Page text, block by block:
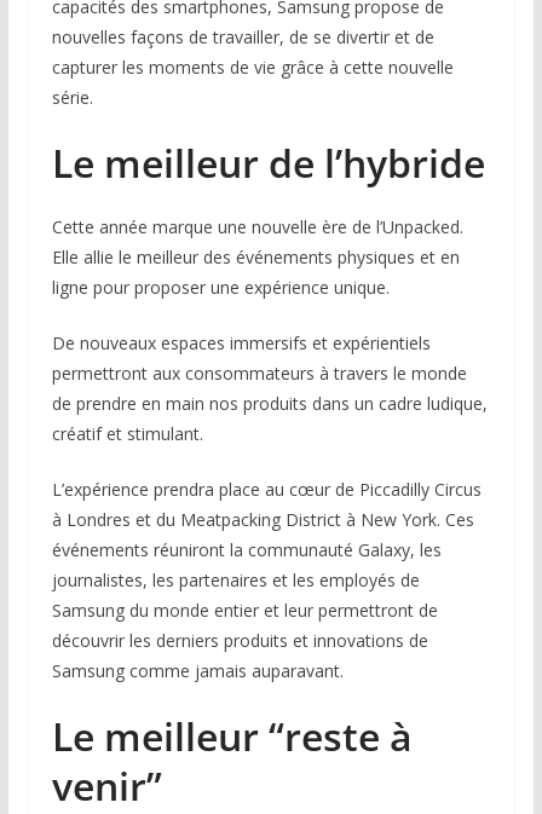
capacités des smartphones, Samsung propose de
nouvelles façons de travailler, de se divertir et de
capturer les moments de vie grâce à cette nouvelle
série.
Le meilleur de l’hybride
Cette année marque une nouvelle ère de l’Unpacked.
Elle allie le meilleur des événements physiques et en
ligne pour proposer une expérience unique.
De nouveaux espaces immersifs et expérientiels
permettront aux consommateurs à travers le monde
de prendre en main nos produits dans un cadre ludique,
créatif et stimulant.
L’expérience prendra place au cœur de Piccadilly Circus
à Londres et du Meatpacking District à New York. Ces
événements réuniront la communauté Galaxy, les
journalistes, les partenaires et les employés de
Samsung du monde entier et leur permettront de
découvrir les derniers produits et innovations de
Samsung comme jamais auparavant.
Le meilleur “reste à
venir”